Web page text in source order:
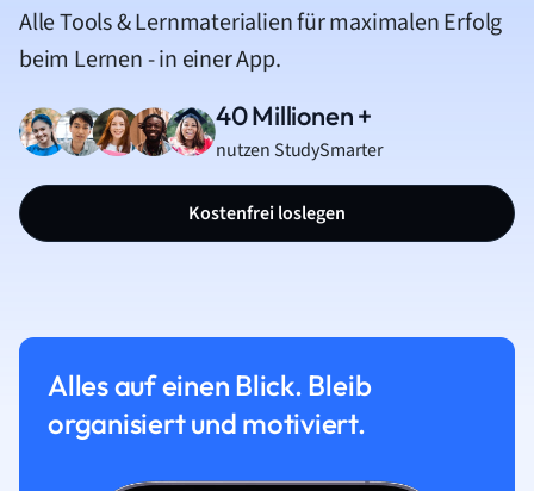
Alle Tools & Lernmaterialien für maximalen Erfolg
beim Lernen - in einer App.
40 Millionen +
nutzen StudySmarter
Kostenfrei loslegen
Alles auf einen Blick. Bleib
organisiert und motiviert.